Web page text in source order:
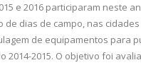
e 2016 participaram neste
dias de campo, nas
de equipamentos para
2015. O objetivo foi